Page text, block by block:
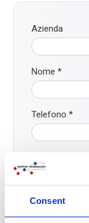
Consent
Azienda
Nome*
Telefono*
Paese*